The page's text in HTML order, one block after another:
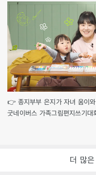
👉 종지부부 은지가 자녀 움이
굿네이버스 가족그림편지쓰기대
더 많